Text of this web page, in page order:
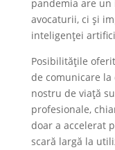
pandemia are
avocaturii, ci și
inteligenței
Posibilitățile
de comunicare
nostru de viață
profesionale,
doar a accelerat
scară largă la